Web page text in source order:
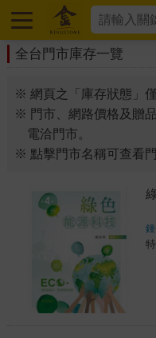
全台門市庫存一覽
※ 網頁之「庫存狀態」
※ 門市、網路價格及贈
電洽門市。
※ 點擊門市名稱可查看門